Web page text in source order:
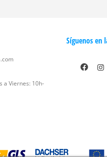
a Viernes: 10h-
Síguenos en